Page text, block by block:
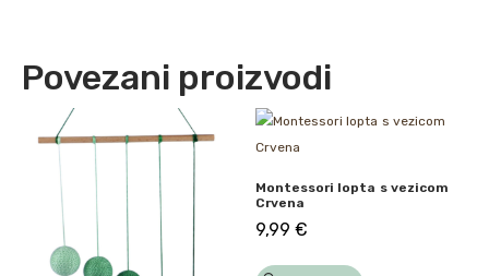
Povezani proizvodi
Montessori lopta s vezicom
Crvena
9,99€